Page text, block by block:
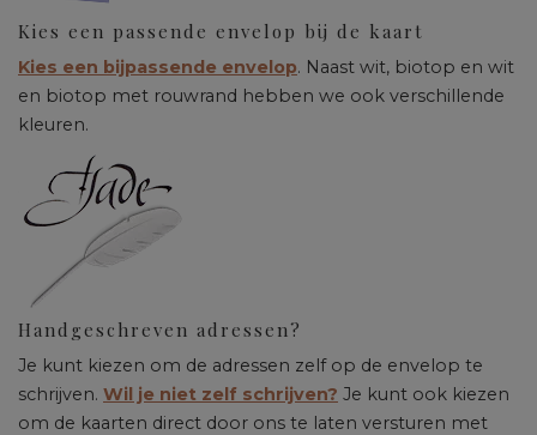
Kies een passende envelop bij de kaart
Kies een bijpassende envelop. Naast wit, biotop en wit
en biotop met rouwrand hebben we ook verschillende
kleuren.
Handgeschreven adressen?
Je kunt kiezen om de adressen zelf op de envelop te
schrijven. Wil je niet zelf schrijven? Je kunt ook kiezen
om de kaarten direct door ons te laten versturen met